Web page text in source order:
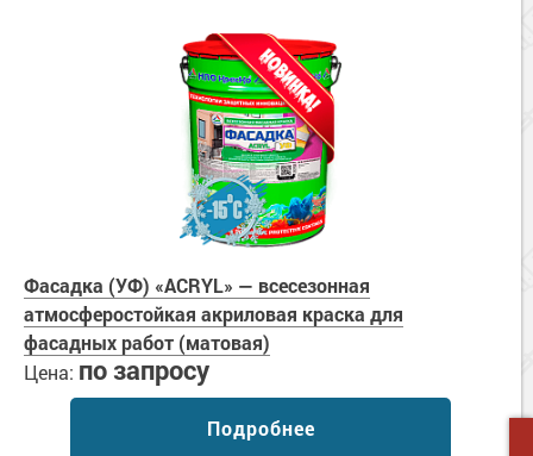
Фасадка (УФ) «ACRYL» — всесезонная
атмосферостойкая акриловая краска для
фасадных работ (матовая)
Цена: по запросу
Подробнее